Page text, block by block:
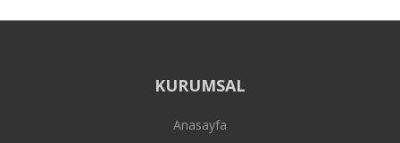
KURUMSAL
Anasayfa